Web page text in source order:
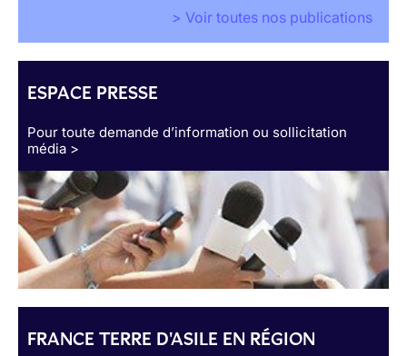
> Voir toutes nos publications
ESPACE PRESSE
Pour toute demande d’information ou sollicitation
média >
FRANCE TERRE D'ASILE EN RÉGION